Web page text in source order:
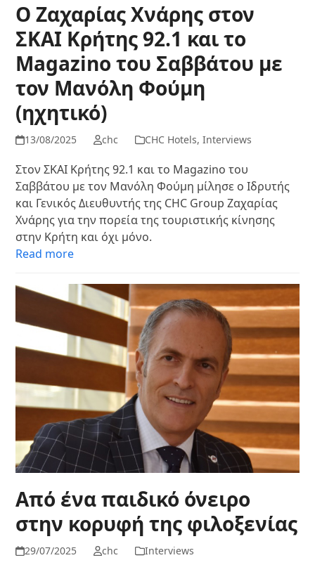
Ο Ζαχαρίας Χνάρης στον
ΣΚΑΙ Κρήτης 92.1 και το
Magazino του Σαββάτου με
τον Μανόλη Φούμη
(ηχητικό)
13/08/2025 chc CHC Hotels, Interviews
Στον ΣΚΑΙ Κρήτης 92.1 και το Magazino του
Σαββάτου με τον Μανόλη Φούμη μίλησε ο Ιδρυτής
και Γενικός Διευθυντής της CHC Group Ζαχαρίας
Χνάρης για την πορεία της τουριστικής κίνησης
στην Κρήτη και όχι μόνο.
Read more
Από ένα παιδικό όνειρο
στην κορυφή της φιλοξενίας
29/07/2025 chc Interviews